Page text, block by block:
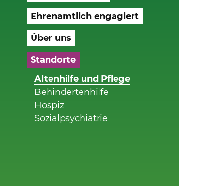
Ehrenamtlich engagiert
Über uns
Standorte
Altenhilfe und Pflege
Behindertenhilfe
Hospiz
Sozialpsychiatrie